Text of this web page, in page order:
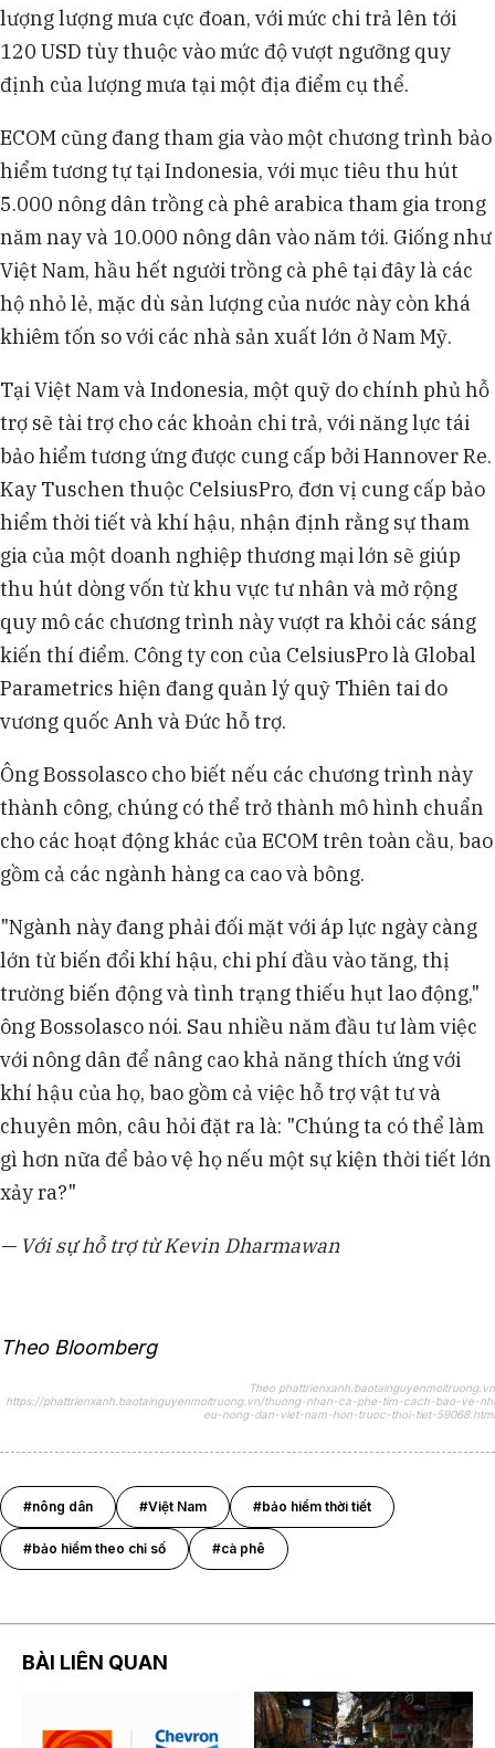
lượng lượng mưa cực đoan, với mức chi trả lên tới
120 USD tùy thuộc vào mức độ vượt ngưỡng quy
định của lượng mưa tại một địa điểm cụ thể.
ECOM cũng đang tham gia vào một chương trình bảo
hiểm tương tự tại Indonesia, với mục tiêu thu hút
5.000 nông dân trồng cà phê arabica tham gia trong
năm nay và 10.000 nông dân vào năm tới. Giống như
Việt Nam, hầu hết người trồng cà phê tại đây là các
hộ nhỏ lẻ, mặc dù sản lượng của nước này còn khá
khiêm tốn so với các nhà sản xuất lớn ở Nam Mỹ.
Tại Việt Nam và Indonesia, một quỹ do chính phủ hỗ
trợ sẽ tài trợ cho các khoản chi trả, với năng lực tái
bảo hiểm tương ứng được cung cấp bởi Hannover Re.
Kay Tuschen thuộc CelsiusPro, đơn vị cung cấp bảo
hiểm thời tiết và khí hậu, nhận định rằng sự tham
gia của một doanh nghiệp thương mại lớn sẽ giúp
thu hút dòng vốn từ khu vực tư nhân và mở rộng
quy mô các chương trình này vượt ra khỏi các sáng
kiến thí điểm. Công ty con của CelsiusPro là Global
Parametrics hiện đang quản lý quỹ Thiên tai do
vương quốc Anh và Đức hỗ trợ.
Ông Bossolasco cho biết nếu các chương trình này
thành công, chúng có thể trở thành mô hình chuẩn
cho các hoạt động khác của ECOM trên toàn cầu, bao
gồm cả các ngành hàng ca cao và bông.
"Ngành này đang phải đối mặt với áp lực ngày càng
lớn từ biến đổi khí hậu, chi phí đầu vào tăng, thị
trường biến động và tình trạng thiếu hụt lao động,"
ông Bossolasco nói. Sau nhiều năm đầu tư làm việc
với nông dân để nâng cao khả năng thích ứng với
khí hậu của họ, bao gồm cả việc hỗ trợ vật tư và
chuyên môn, câu hỏi đặt ra là: "Chúng ta có thể làm
gì hơn nữa để bảo vệ họ nếu một sự kiện thời tiết lớn
xảy ra?"
— Với sự hỗ trợ từ Kevin Dharmawan
Theo Bloomberg
Theo phattrienxanh.baotainguyenmoitruong.vn
https://phattrienxanh.baotainguyenmoitruong.vn/thuong-nhan-ca-phe-tim-cach-bao-ve-nhi
eu-nong-dan-viet-nam-hon-truoc-thoi-tiet-59068.html
#nông dân #Việt Nam #bảo hiểm thời tiết
#bảo hiểm theo chỉ số #cà phê
BÀI LIÊN QUAN